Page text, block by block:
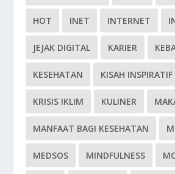
HOT INET INTERNET
JEJAK DIGITAL KARIER
KESEHATAN KISAH INSPIRATIF
KRISIS IKLIM KULINER
MANFAAT BAGI KESEHATAN
MEDSOS MINDFULNESS